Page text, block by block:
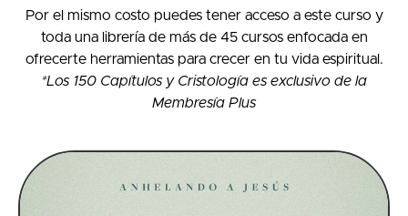
Por el mismo costo puedes tener acceso a este curso y
toda una librería de más de 45 cursos enfocada en
ofrecerte herramientas para crecer en tu vida espiritual.
*Los 150 Capítulos y Cristología es exclusivo de la
Membresía Plus